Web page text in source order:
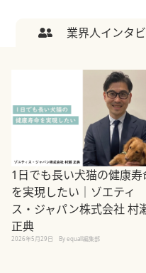
業界人インタビ
1日でも長い犬猫の健康寿
を実現したい｜ゾエティ
ス・ジャパン株式会社 村
正典
2026年5月29日 By equall編集部